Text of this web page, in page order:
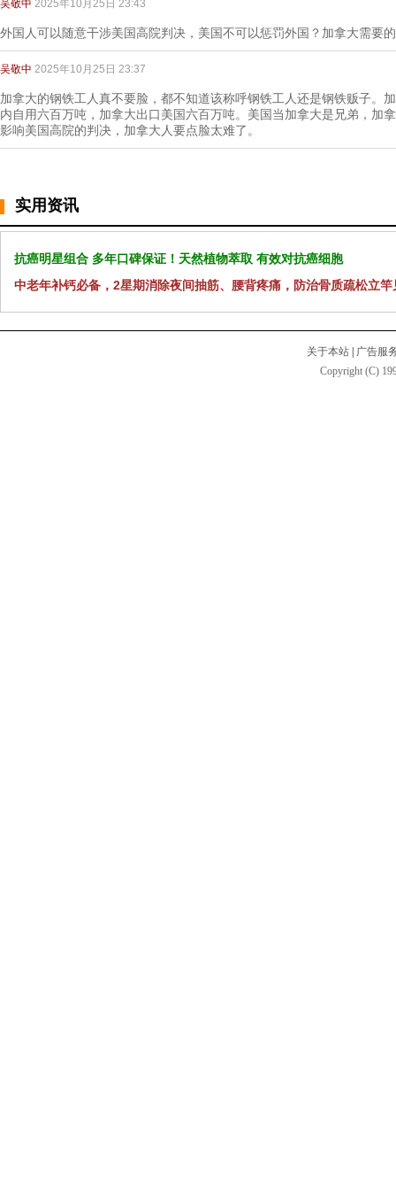
吴敬中 2025年10月25日 23:43
外国人可以随意干涉美国高院判决，美国不可以惩罚外国？加拿大需要
吴敬中 2025年10月25日 23:37
加拿大的钢铁工人真不要脸，都不知道该称呼钢铁工人还是钢铁贩子。
内自用六百万吨，加拿大出口美国六百万吨。美国当加拿大是兄弟，加
影响美国高院的判决，加拿大人要点脸太难了。
实用资讯
抗癌明星组合 多年口碑保证！天然植物萃取 有效对抗癌细胞
中老年补钙必备，2星期消除夜间抽筋、腰背疼痛，防治骨质疏松立竿
关于本站
广告服
Copyright (C)